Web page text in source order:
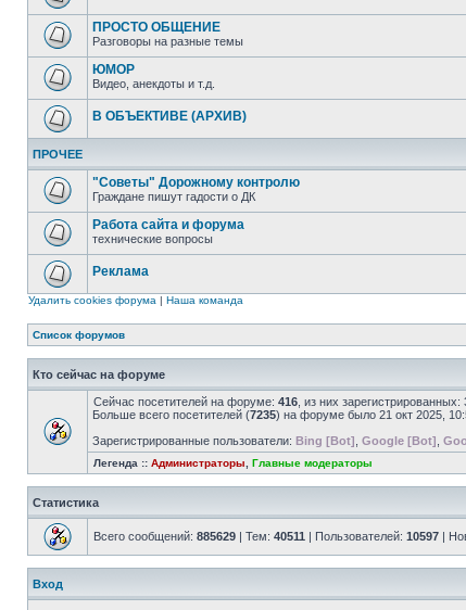
ПРОСТО ОБЩЕНИЕ
Разговоры на разные темы
ЮМОР
Видео, анекдоты и т.д.
В ОБЪЕКТИВЕ (АРХИВ)
ПРОЧЕЕ
"Советы" Дорожному контролю
Граждане пишут гадости о ДК
Работа сайта и форума
технические вопросы
Реклама
Удалить cookies форума | Наша команда
Список форумов
Кто сейчас на форуме
Сейчас посетителей на форуме: 416 , из них
Больше всего посетителей (7235) на форуме было 21 окт 2025,
Зарегистрированные пользователи: Bing [Bot] Google [Bot]
Легенда :: Администраторы Главные модераторы
Статистика
Всего сообщений: 885629 | Тем: 40511 | Пользователей: 10597 |
Вход